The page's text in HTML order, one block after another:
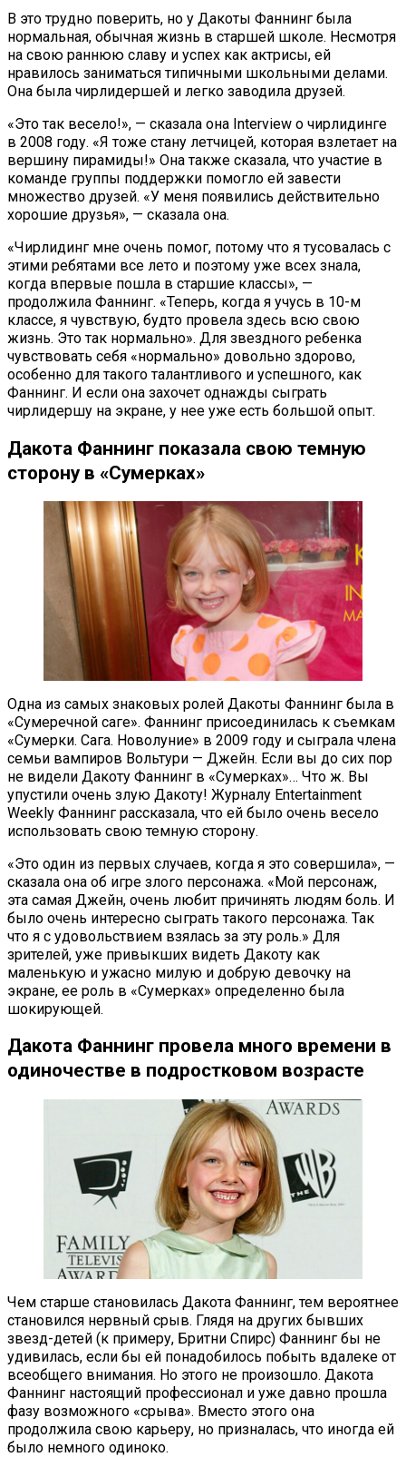
В это трудно поверить, но у Дакоты Фаннинг была
нормальная, обычная жизнь в старшей школе. Несмотря
на свою раннюю славу и успех как актрисы, ей
нравилось заниматься типичными школьными делами.
Она была чирлидершей и легко заводила друзей.
«Это так весело!», — сказала она Interview о чирлидинге
в 2008 году. «Я тоже стану летчицей, которая взлетает на
вершину пирамиды!» Она также сказала, что участие в
команде группы поддержки помогло ей завести
множество друзей. «У меня появились действительно
хорошие друзья», — сказала она.
«Чирлидинг мне очень помог, потому что я тусовалась с
этими ребятами все лето и поэтому уже всех знала,
когда впервые пошла в старшие классы», —
продолжила Фаннинг. «Теперь, когда я учусь в 10-м
классе, я чувствую, будто провела здесь всю свою
жизнь. Это так нормально». Для звездного ребенка
чувствовать себя «нормально» довольно здорово,
особенно для такого талантливого и успешного, как
Фаннинг. И если она захочет однажды сыграть
чирлидершу на экране, у нее уже есть большой опыт.
Дакота Фаннинг показала свою темную
сторону в «Сумерках»
Одна из самых знаковых ролей Дакоты Фаннинг была в
«Сумеречной саге». Фаннинг присоединилась к съемкам
«Сумерки. Сага. Новолуние» в 2009 году и сыграла члена
семьи вампиров Вольтури — Джейн. Если вы до сих пор
не видели Дакоту Фаннинг в «Сумерках»… Что ж. Вы
упустили очень злую Дакоту! Журналу Entertainment
Weekly Фаннинг рассказала, что ей было очень весело
использовать свою темную сторону.
«Это один из первых случаев, когда я это совершила», —
сказала она об игре злого персонажа. «Мой персонаж,
эта самая Джейн, очень любит причинять людям боль. И
было очень интересно сыграть такого персонажа. Так
что я с удовольствием взялась за эту роль.» Для
зрителей, уже привыкших видеть Дакоту как
маленькую и ужасно милую и добрую девочку на
экране, ее роль в «Сумерках» определенно была
шокирующей.
Дакота Фаннинг провела много времени в
одиночестве в подростковом возрасте
Чем старше становилась Дакота Фаннинг, тем вероятнее
становился нервный срыв. Глядя на других бывших
звезд-детей (к примеру, Бритни Спирс) Фаннинг бы не
удивилась, если бы ей понадобилось побыть вдалеке от
всеобщего внимания. Но этого не произошло. Дакота
Фаннинг настоящий профессионал и уже давно прошла
фазу возможного «срыва». Вместо этого она
продолжила свою карьеру, но призналась, что иногда ей
было немного одиноко.